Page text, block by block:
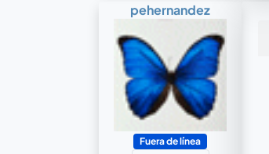
pehernandez
Fuera de línea